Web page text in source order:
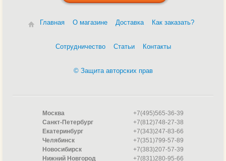
Главная О магазине Доставка Как заказать?
Сотрудничество Статьи Контакты
© Защита авторских прав
Москва
+7(495)565-36-39
Санкт-Петербург
+7(812)748-27-38
Екатеринбург
+7(343)247-83-66
Челябинск
+7(351)799-57-89
Новосибирск
+7(383)207-57-39
Нижний Новгород
+7(831)280-95-66